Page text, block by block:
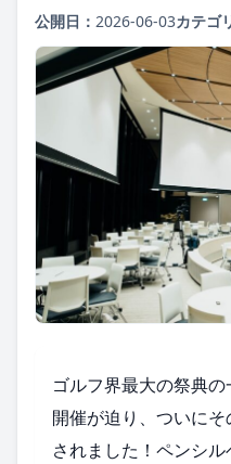
公開日： 2026-06-03カテゴ
ゴルフ界最大の祭典の
開催が迫り、ついに
されました！ペンシ